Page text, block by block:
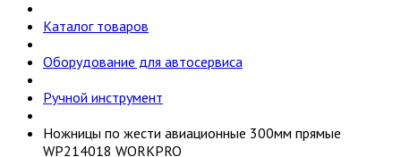
Каталог товаров
Оборудование для автосервиса
Ручной инструмент
Ножницы по жести авиационные 300мм прямые
WP214018 WORKPRO